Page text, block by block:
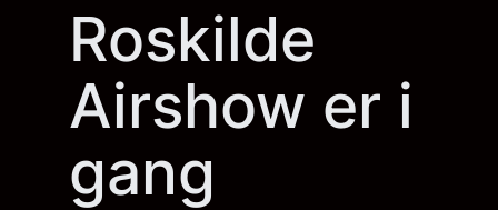
Roskilde
Airshow er i
gang